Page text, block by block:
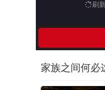
刷
家族之间何必